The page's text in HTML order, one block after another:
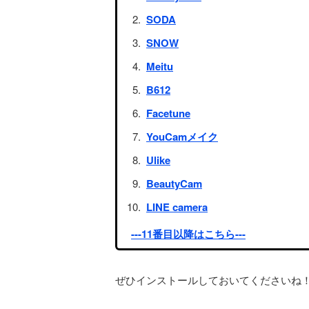
SODA
SNOW
Meitu
B612
Facetune
YouCamメイク
Ulike
BeautyCam
LINE camera
---11番目以降はこちら---
ぜひインストールしておいてくださいね